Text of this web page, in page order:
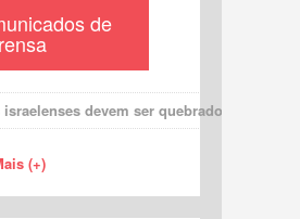
de
israelenses devem ser quebrados para
(+)